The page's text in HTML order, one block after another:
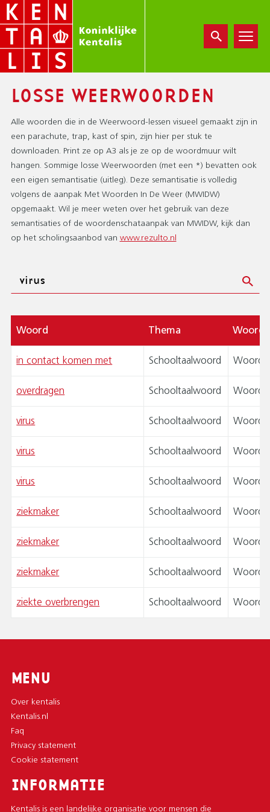
Overslaan
en
de
inhoud
LOSSE WEERWOORDEN
Alle woorden die in de Weerwoord-lessen visueel gemaakt zijn in
een parachute, trap, kast of spin, zijn hier per stuk te
downloaden. Print ze op A3 als je ze op de woordmuur wilt
hangen. Sommige losse Weerwoorden (met een *) bevatten ook
een eigen semantisatie (uitleg). Deze semantisatie is volledig
volgens de aanpak Met Woorden In De Weer (MWIDW)
opgemaakt. Wil je meer weten over het gebruik van deze
semantisaties of de woordenschataanpak van MWIDW, kijk dan
op het scholingsaanbod van www.rezulto.nl
Zoeken
Woord Thema
in contact komen met Schooltaalwoord
overdragen Schooltaalwoord
virus Schooltaalwoord
virus Schooltaalwoord
virus Schooltaalwoord
ziekmaker Schooltaalwoord
ziekmaker Schooltaalwoord
ziekmaker Schooltaalwoord
ziekte overbrengen Schooltaalwoord
MENU
Over kentalis
Kentalis.nl
Faq
Privacy statement
Cookie statement
INFORMATIE
Kentalis is een landelijke organisatie voor mensen die